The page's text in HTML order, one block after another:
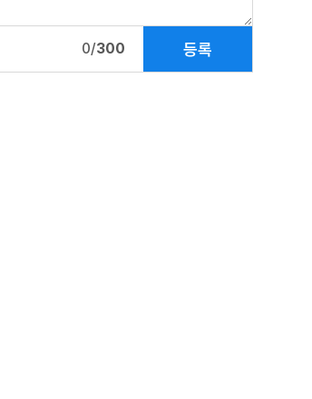
0/300 등록